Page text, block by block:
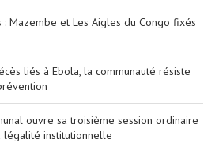
: Mazembe et Les Aigles du Congo fixés
liés à Ebola, la communauté résiste
ouvre sa troisième session ordinaire
institutionnelle